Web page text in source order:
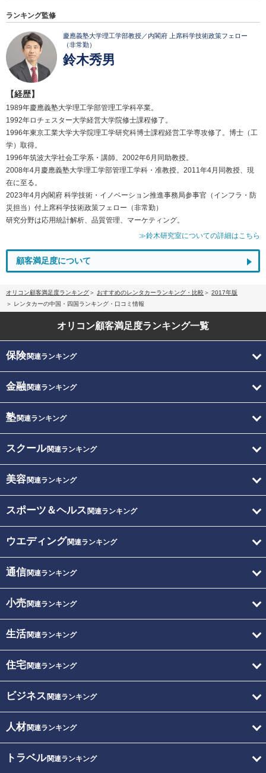
ランキング監修
慶應義塾大学理工学部教授／内閣府 上席科学技術政策フェロー
（非常勤）
鈴木秀男
【経歴】
1989年慶應義塾大学理工学部管理工学科卒業。
1992年ロチェスター大学経営大学院修士課程修了。
1996年東京工業大学大学院理工学研究科博士課程経営工学専攻修了。博士（工
学）取得。
1996年筑波大学社会工学系・講師。2002年6月同助教授。
2008年4月慶應義塾大学理工学部管理工学科・准教授。2011年4月同教授、現
在に至る。
2023年4月内閣府 科学技術・イノベーション推進事務局参事官（インフラ・防
災担当）付上席科学技術政策フェロー（非常勤）
研究分野は応用統計解析、品質管理、マーケティング。
≫鈴木研究室についての詳細はこちら
顧客満足度について
オリコン顧客満足度ランキング おすすめのレンタカーランキング・比較
2017年版
レンタカーの中国・四国ランキング・口コミ情報
オリコン顧客満足度ランキング一覧
保険関連ランキング
金融関連ランキング
塾関連ランキング
スクール関連ランキング
美容関連ランキング
スポーツ＆ヘルス 関連ランキング
ウエディング関連ランキング
通信関連ランキング
小売関連ランキング
生活関連ランキング
住宅関連ランキング
ビジネス 関連ランキング
人材関連ランキング
トラベル関連ランキング